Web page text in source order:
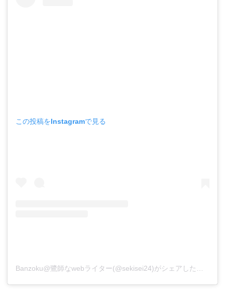
この投稿をInstagramで見る
Banzoku@鷺師なwebライター(@sekisei24)がシェアした投稿